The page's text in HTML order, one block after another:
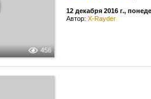
456
12 декабря 2016 г.,
Автор: X-Rayder